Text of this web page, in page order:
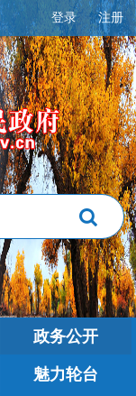
登录 注册
政务公开
魅力轮台